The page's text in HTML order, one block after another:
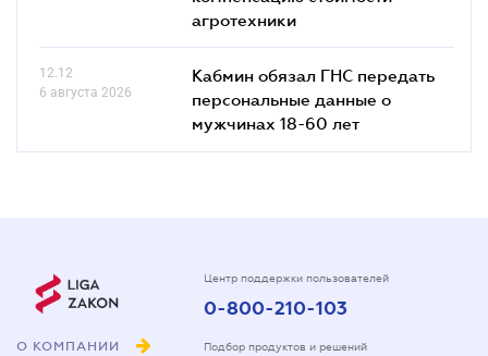
агротехники
12.12
6 августа 2026
Кабмин обязал ГНС передать
персональные данные о
мужчинах 18-60 лет
О КОМПАНИИ
Центр поддержки пользователей
0-800-210-103
Подбор продуктов и решений